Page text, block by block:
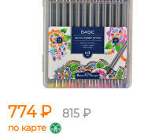
774 ₽ 815 ₽
по карте